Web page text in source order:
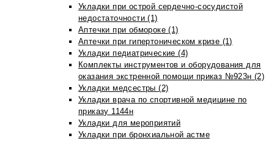
Укладки при острой сердечно-сосудистой
недостаточности (1)
Аптечки при обмороке (1)
Аптечки при гипертоническом кризе (1)
Укладки педиатрические (4)
Комплекты инструментов и оборудования для
оказания экстренной помощи приказ №923н (2)
Укладки медсестры (2)
Укладки врача по спортивной медицине по
приказу 1144н
Укладки для мероприятий
Укладки при бронхиальной астме